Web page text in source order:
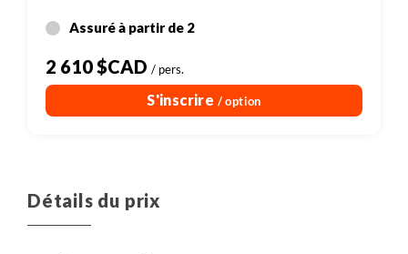
Assuré à partir de 2
2 610 $CAD / pers.
S'inscrire / option
Détails du prix